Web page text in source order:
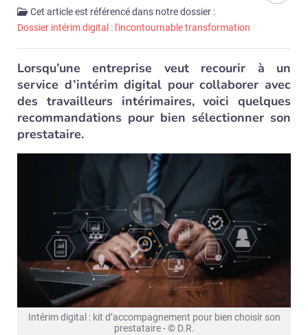
Cet article est référencé dans notre dossier :
Dossier intérim digital : l'incontournable transformation
Lorsqu’une entreprise veut recourir à un
service d’intérim digital pour collaborer avec
des travailleurs intérimaires, voici quelques
recommandations pour bien sélectionner son
prestataire.
Intérim digital : kit d’accompagnement pour bien choisir son
prestataire - © D.R.